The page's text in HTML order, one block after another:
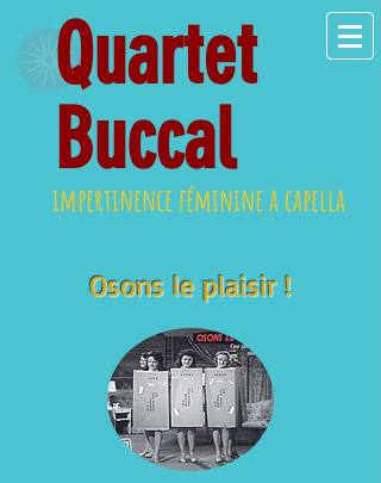
Quartet
Buccal
impertinence féminine a capella
Osons le plaisir !